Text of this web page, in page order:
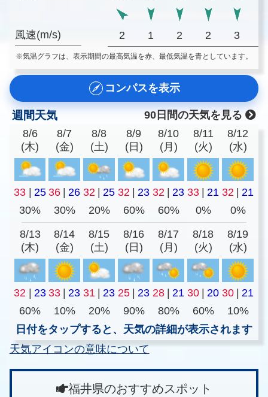
風速(m/s) 2 1 2 2 3
※気温グラフは、表示期間の最高気温を赤、最低気温を青としています。
コンパスを表示
週間天気
90日間の天気を見る
8/6
(木)
8/7
(金)
8/8
(土)
8/9
(日)
8/10
(月)
8/11
(火)
8/12
(水)
33 25 36 26 32 25 32 23 32 23 33 21 32
21
30%
30% 20% 60% 60% 0% 0%
8/13
(木)
8/14
(金)
8/15
(土)
8/16
(日)
8/17
(月)
8/18
(火)
8/19
(水)
32 23 33 23 31 23 25 23 28 21 30 20 30
21
60%
10% 20% 90% 80% 60%
10%
日付をタップすると、天気の詳細が表示されます
天気アイコンの意味について
福井県のおすすめスポット